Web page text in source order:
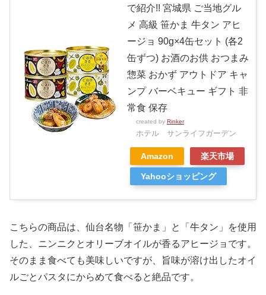
で紹介!! 宮城県 ご当地グル
メ 高級 笹かま 牛タン アヒ
ージョ 90g×4缶セット (各2
缶ずつ) お酒のお供 おつまみ
惣菜 おかず アウトドア キャ
ンプ バーベキュー ギフト 非
常食 保存
created by Rinker
ホテル サンライフガーデン
Amazon 楽天市場
Yahooショッピング
こちらの商品は、仙台名物「笹かま」と「牛タン」を使用
した、ニンニクとオリーブオイルが香るアヒージョです。
そのまま食べても美味しいですが、旨味が溶け出したオイ
ルごとパスタにからめて食べると絶品です。